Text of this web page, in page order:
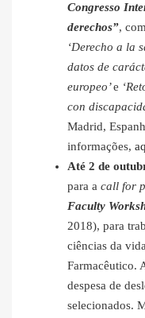
Congresso
derechos”,
‘Derecho a la
datos de
europeo’e
con
Madrid,
informações,
Até 2 de
para a call for
Faculty
2018), para
ciências da
Farmacêutico.
despesa de
selecionados.